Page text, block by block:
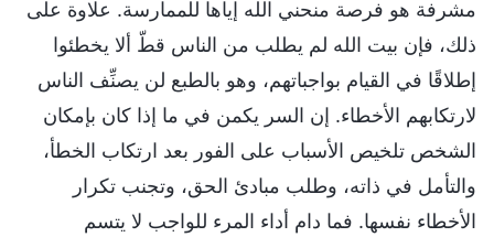
مشرفة هو فرصة منحني الله إياها للممارسة. علاوة على
ذلك، فإن بيت الله لم يطلب من الناس قطّ ألا يخطئوا
إطلاقًا في القيام بواجباتهم، وهو بالطبع لن يصنِّف الناس
لارتكابهم الأخطاء. إن السر يكمن في ما إذا كان بإمكان
الشخص تلخيص الأسباب على الفور بعد ارتكاب الخطأ،
والتأمل في ذاته، وطلب مبادئ الحق، وتجنب تكرار
الأخطاء نفسها. فما دام أداء المرء للواجب لا يتسم